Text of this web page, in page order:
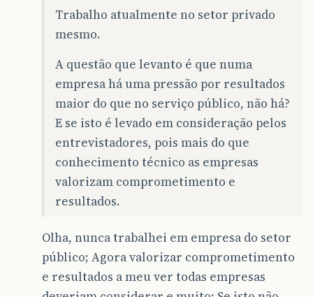
Trabalho atualmente no setor privado
mesmo.
A questão que levanto é que numa
empresa há uma pressão por resultados
maior do que no serviço público, não há?
E se isto é levado em consideração pelos
entrevistadores, pois mais do que
conhecimento técnico as empresas
valorizam comprometimento e
resultados.
Olha, nunca trabalhei em empresa do setor
público; Agora valorizar comprometimento
e resultados a meu ver todas empresas